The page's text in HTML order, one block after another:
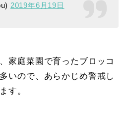
2019年6月19日
家庭菜園で育ったブロッコ
いので、あらかじめ警戒し
す。